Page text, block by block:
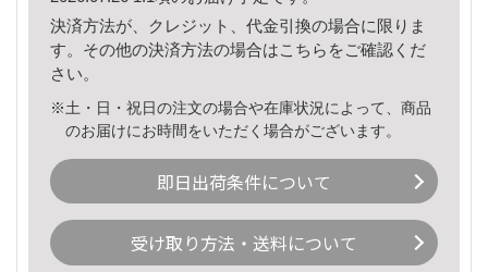
決済方法が、クレジット、代金引換の場合に限りま
す。その他の決済方法の場合はこちら をご確認くだ
さい。
※土・日・祝日の注文の場合や在庫状況によって、商品
のお届けにお時間をいただく場合がございます。
即日出荷条件について
受け取り方法・送料について